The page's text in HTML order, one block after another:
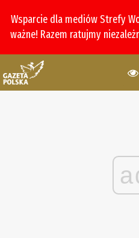
Wsparcie dla mediów Strefy
ważne! Razem ratujmy